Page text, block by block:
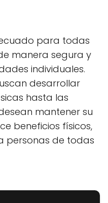
para todas
manera segura y
individuales.
desarrollar
hasta las
mantener su
beneficios físicos,
personas de todas